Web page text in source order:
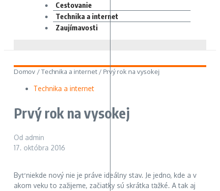
Cestovanie
Technika a internet
Zaujímavosti
Domov /Technika a internet / Prvý rok na vysokej
Technika a internet
Prvý rok na vysokej
Od admin
17. októbra 2016
Byť niekde nový nie je práve ideálny stav. Je jedno, kde a v
akom veku to zažijeme, začiatky sú skrátka ťažké. A tak aj